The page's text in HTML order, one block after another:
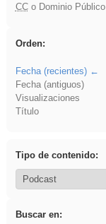
CCo Dominio Público
Orden:
Fecha (recientes)
Fecha (antiguos)
Visualizaciones
Título
Tipo de contenido:
Buscar en: